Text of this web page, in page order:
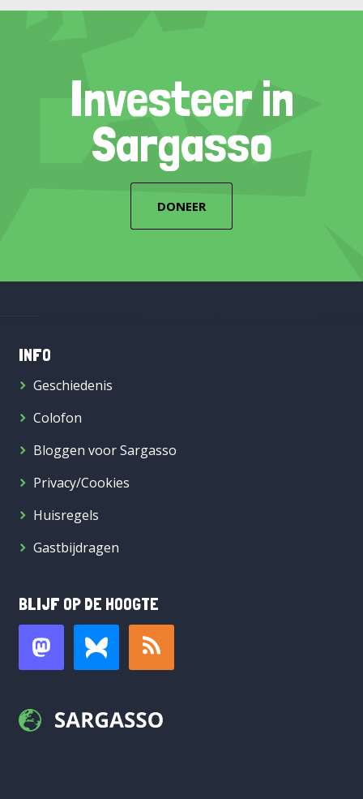
Investeer in
Sargasso
DONEER
INFO
Geschiedenis
Colofon
Bloggen voor Sargasso
Privacy/Cookies
Huisregels
Gastbijdragen
BLIJF OP DE HOOGTE